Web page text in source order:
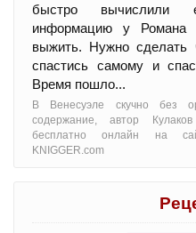
быстро вычислили
информацию у Романа
выжить. Нужно сделать
спастись самому и
Время пошло...
В Венесуэле скучно без
содержание, автор
бесплатно онлайн на
KNIGGER.com